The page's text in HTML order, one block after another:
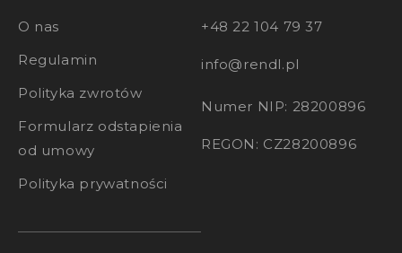
O nas
Regulamin
Polityka zwrotów
Formularz odstapienia
od umowy
Polityka prywatności
+48 22 104 79 37
info@rendl.pl
Numer NIP: 28200896
REGON: CZ28200896